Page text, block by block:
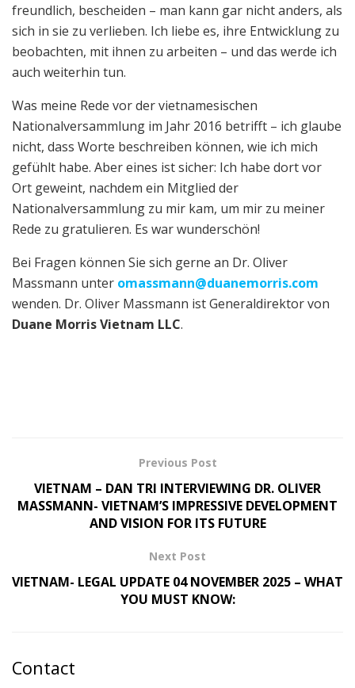
freundlich, bescheiden – man kann gar nicht anders, als
sich in sie zu verlieben. Ich liebe es, ihre Entwicklung zu
beobachten, mit ihnen zu arbeiten – und das werde ich
auch weiterhin tun.
Was meine Rede vor der vietnamesischen
Nationalversammlung im Jahr 2016 betrifft – ich glaube
nicht, dass Worte beschreiben können, wie ich mich
gefühlt habe. Aber eines ist sicher: Ich habe dort vor
Ort geweint, nachdem ein Mitglied der
Nationalversammlung zu mir kam, um mir zu meiner
Rede zu gratulieren. Es war wunderschön!
Bei Fragen können Sie sich gerne an Dr. Oliver
Massmann unter omassmann@duanemorris.com
wenden. Dr. Oliver Massmann ist Generaldirektor von
Duane Morris Vietnam LLC.
Previous Post
VIETNAM – DAN TRI INTERVIEWING DR. OLIVER
MASSMANN- VIETNAM’S IMPRESSIVE DEVELOPMENT
AND VISION FOR ITS FUTURE
Next Post
VIETNAM- LEGAL UPDATE 04 NOVEMBER 2025 – WHAT
YOU MUST KNOW:
Contact